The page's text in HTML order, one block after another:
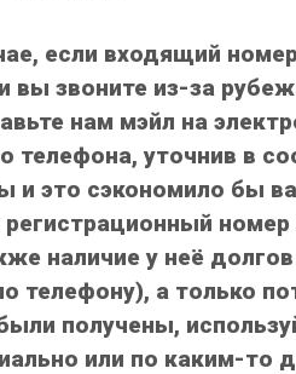
если входящий
вы звоните из-за
нам мэйл на
уточнив в
и это сэкономило бы
номер
наличие у неё
телефону), а только
получены,
или по каким-то